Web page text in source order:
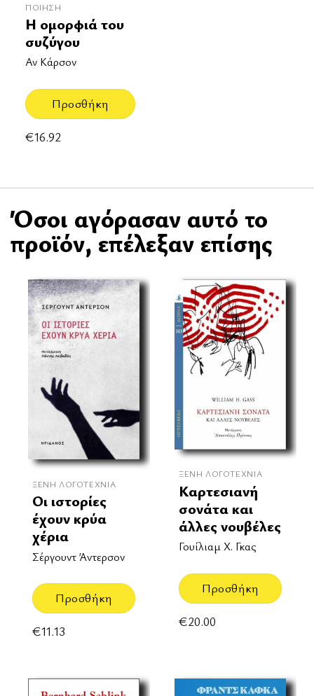
ΠΟΊΗΣΗ
Η ομορφιά του
συζύγου
Αν Κάρσον
Προσθήκη
€16.92
Όσοι αγόρασαν αυτό το
προϊόν, επέλεξαν επίσης
ΞΈΝΗ ΛΟΓΟΤΕΧΝΊΑ
Οι ιστορίες
έχουν κρύα
χέρια
Σέργουντ Άντερσον
Προσθήκη
€11.13
ΞΈΝΗ ΛΟΓΟΤΕΧΝΊΑ
Καρτεσιανή
σονάτα και
άλλες νουβέλες
Γουίλιαμ Χ. Γκας
Προσθήκη
€20.00